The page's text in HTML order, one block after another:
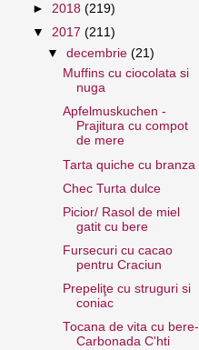
► 2018 (219)
▼ 2017 (211)
▼decembrie(21)
Muffins cu ciocolata si
nuga
Apfelmuskuchen -
Prajitura cu compot
de mere
Tarta quiche cu branza
Chec Turta dulce
Picior/ Rasol de miel
gatit cu bere
Fursecuri cu cacao
pentru Craciun
Prepeliţe cu struguri si
coniac
Tocana de vita cu bere-
Carbonada C'hti